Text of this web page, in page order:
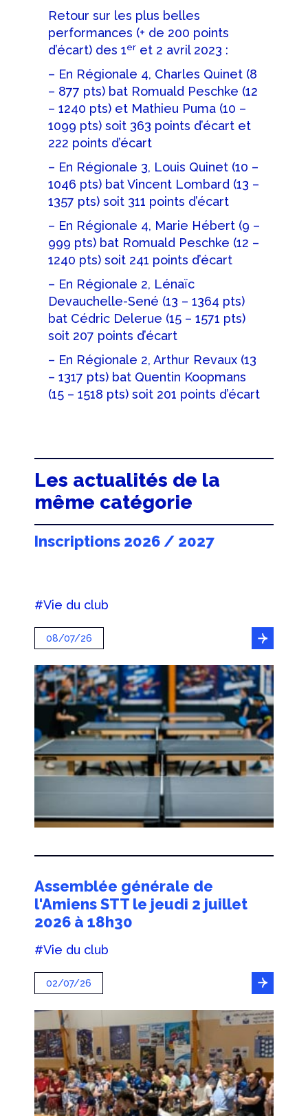
Retour sur les plus belles
performances (+ de 200 points
d’écart) des 1er et 2 avril 2023 :
– En Régionale 4, Charles Quinet (8
– 877 pts) bat Romuald Peschke (12
– 1240 pts) et Mathieu Puma (10 –
1099 pts) soit 363 points d’écart et
222 points d’écart
– En Régionale 3, Louis Quinet (10 –
1046 pts) bat Vincent Lombard (13 –
1357 pts) soit 311 points d’écart
– En Régionale 4, Marie Hébert (9 –
999 pts) bat Romuald Peschke (12 –
1240 pts) soit 241 points d’écart
– En Régionale 2, Lénaïc
Devauchelle-Sené (13 – 1364 pts)
bat Cédric Delerue (15 – 1571 pts)
soit 207 points d’écart
– En Régionale 2, Arthur Revaux (13
– 1317 pts) bat Quentin Koopmans
(15 – 1518 pts) soit 201 points d’écart
Les actualités de la
même catégorie
Inscriptions 2026 / 2027
#Vie du club
08/07/26
Assemblée générale de
l'Amiens STT le jeudi 2 juillet
2026 à 18h30
#Vie du club
02/07/26